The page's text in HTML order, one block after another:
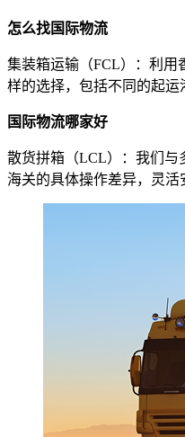
怎么找国际物流
集装箱运输（FCL）：利用
样的选择，包括不同的起运
国际物流哪家好
散货拼箱（LCL）：我们与
海关的具体操作差异，灵活